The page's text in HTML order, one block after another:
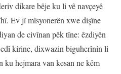
dikare bêje ku li vê navçeyê
Ev jî mîsyonerên xwe dişîne
de civînan pêk tîne: êzdiyên
kirine, dixwazin biguherînin li
hejmara van kesan ne kêm